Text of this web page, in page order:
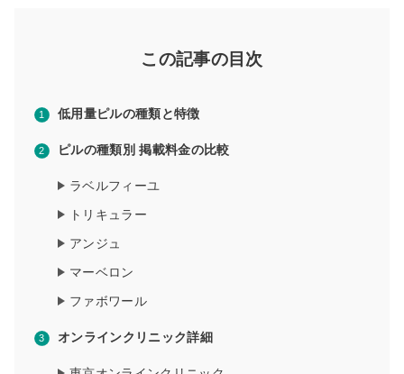
この記事の目次
低用量ピルの種類と特徴
ピルの種類別 掲載料金の比較
ラベルフィーユ
トリキュラー
アンジュ
マーベロン
ファボワール
オンラインクリニック詳細